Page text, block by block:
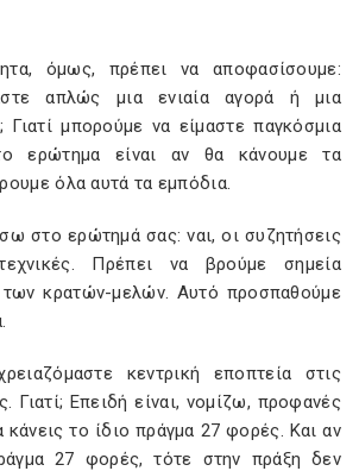
όμως, πρέπει να αποφασίσουμε:
απλώς μια ενιαία αγορά ή μια
Γιατί μπορούμε να είμαστε παγκόσμια
ερώτημα είναι αν θα κάνουμε τα
όλα αυτά τα εμπόδια.
στο ερώτημά σας: ναι, οι συζητήσεις
τεχνικές. Πρέπει να βρούμε σημεία
των κρατών-μελών. Αυτό προσπαθούμε
κεντρική εποπτεία στις
Γιατί; Επειδή είναι, νομίζω, προφανές
κάνεις το ίδιο πράγμα 27 φορές. Και αν
27 φορές, τότε στην πράξη δεν